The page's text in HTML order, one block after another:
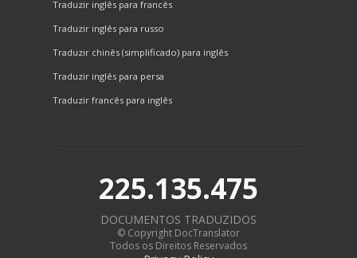
Traduzir inglês para francês
Traduzir inglês para russo
Traduzir chinês (simplificado) para inglês
Traduzir inglês para persa
Traduzir francês para inglês
225.135.475
DOCUMENTOS TRADUZIDOS
© Copyright DocTranslator
Todos os Direitos Reservados